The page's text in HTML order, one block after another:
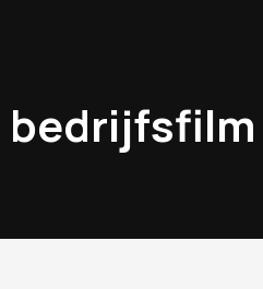
bedrijfsfilm